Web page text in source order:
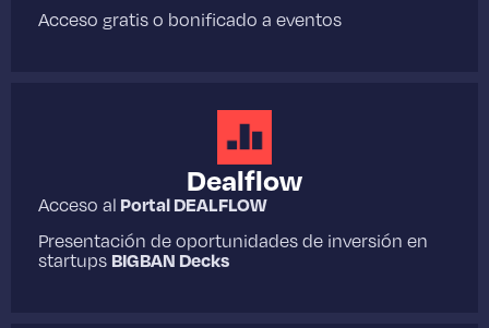
Acceso gratis o boniﬁcado a eventos
Dealflow
Acceso al Portal DEALFLOW
Presentación de oportunidades de inversión en
startups BIGBAN Decks